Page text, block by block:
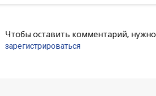
Чтобы оставить комментарий, нужно
зарегистрироваться